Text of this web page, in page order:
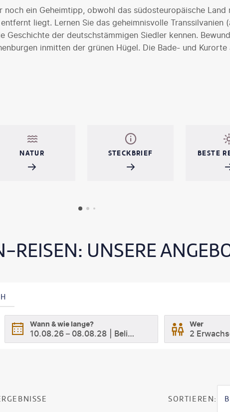
noch ein Geheimtipp, obwohl das südosteuropäische Land
liegt. Lernen Sie das geheimnisvolle Transsilvanien
Geschichte der deutschstämmigen Siedler kennen.
inmitten der grünen Hügel. Die Bade- und Kurorte
NATUR STECKBRIEF BESTE
REISEN: UNSERE
Wann & wie lange?
10.08.26– 08.08.28 Beliebig
Wer
2
SORTIEREN: